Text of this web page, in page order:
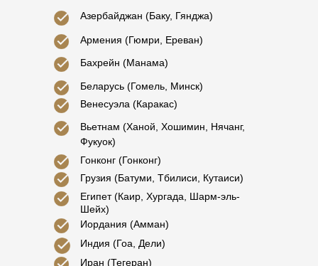
Азербайджан (Баку, Гянджа)
Армения (Гюмри, Ереван)
Бахрейн (Манама)
Беларусь (Гомель, Минск)
Венесуэла (Каракас)
Вьетнам (Ханой, Хошимин, Нячанг,
Фукуок)
Гонконг (Гонконг)
Грузия (Батуми, Тбилиси, Кутаиси)
Египет (Каир, Хургада, Шарм-эль-
Шейх)
Индия (Гоа, Дели)
Иран (Тегеран)
Иордания (Амман)